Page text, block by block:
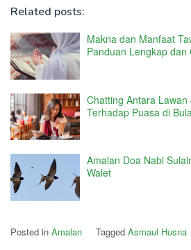
Related posts:
Makna dan Manfaat
Panduan Lengkap
Chatting Antara
Terhadap Puasa di
Amalan Doa Nabi
Walet
Posted in Amalan Tagged Asmaul Husna